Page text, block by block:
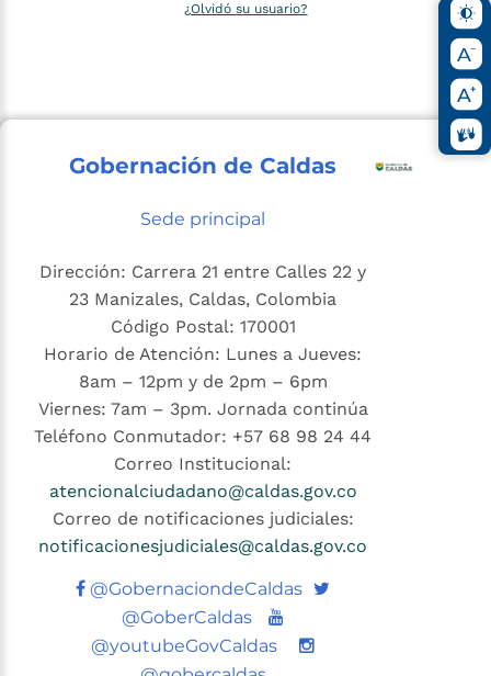
¿Olvidó su usuario?
Gobernación de Caldas
Sede principal
Dirección: Carrera 21 entre Calles 22 y
23 Manizales, Caldas, Colombia
Código Postal: 170001
Horario de Atención: Lunes a Jueves:
8am – 12pm y de 2pm – 6pm
Viernes: 7am – 3pm. Jornada continúa
Teléfono Conmutador: +57 68 98 24 44
Correo Institucional:
atencionalciudadano@caldas.gov.co
Correo de notificaciones judiciales:
notificacionesjudiciales@caldas.gov.co
@GobernaciondeCaldas Twitter
@GoberCaldas
Youtube
@youtubeGovCaldas